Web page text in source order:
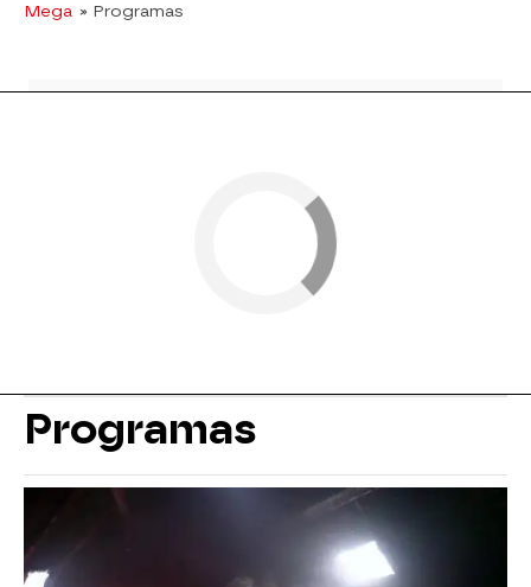
Mega » Programas
Programas